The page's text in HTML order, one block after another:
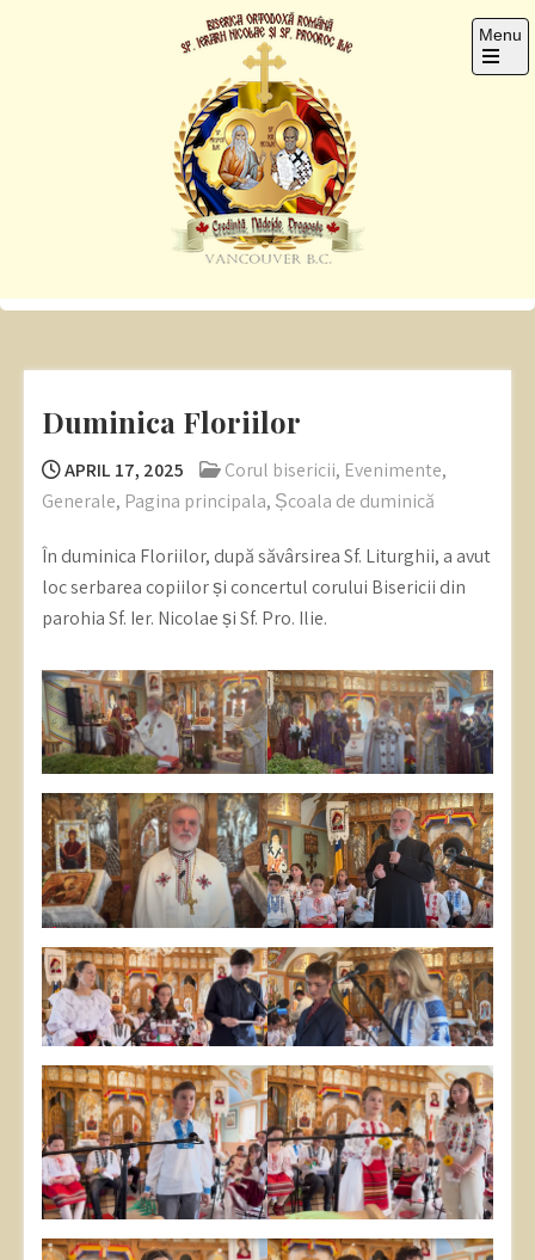
Sf. Ier. Nicolae si Pro.
Menu
Open
Duminica Floriilor
APRIL 17, 2025 Corul bisericii, Evenimente,
Generale, Pagina principala, Școala de duminică
În duminica Floriilor, după săvârsirea Sf. Liturghii, a avut
loc serbarea copiilor și concertul corului Bisericii din
parohia Sf. Ier. Nicolae și Sf. Pro. Ilie.